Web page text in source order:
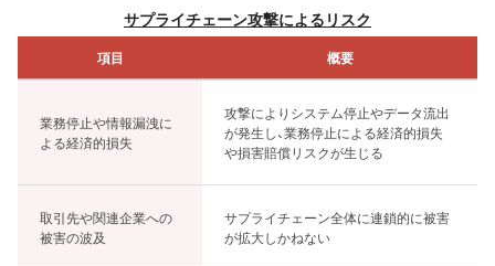
サプライチェーン攻撃によるリスク
項目 概要
業務停止や情報漏洩に
よる経済的損失
攻撃によりシステム停止やデータ流出
が発生し、業務停止による経済的損失
や損害賠償リスクが生じる
取引先や関連企業への
被害の波及
サプライチェーン全体に連鎖的に被害
が拡大しかねない